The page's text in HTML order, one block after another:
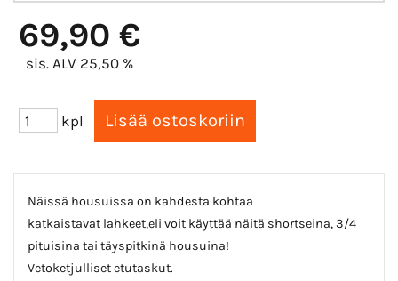
69,90 €
sis. ALV 25,50 %
kpl
Näissä housuissa on kahdesta kohtaa
katkaistavat lahkeet,eli voit käyttää näitä shortseina, 3/4
pituisina tai täyspitkinä housuina!
Vetoketjulliset etutaskut.